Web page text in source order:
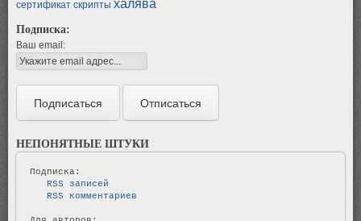
сертификат скрипты халява
Подписка:
Ваш email:
НЕПОНЯТНЫЕ ШТУКИ
   RSS записей
   RSS комментариев